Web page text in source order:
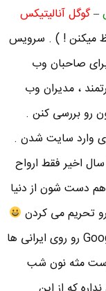
–گوگل آنالیتیکس
میکنن ! ) . سرویس
صاحبان وب
، مدیران وب
رو بررسی کنن .
وارد سایت شدن .
اخیر فقط ارواح
هم دست شون از دنیا
رو تحریم می کردن
گوگل تا همین دیروز سرویس Google Analytics رو روی ایرانی ها
مثه نون شب